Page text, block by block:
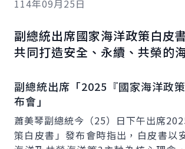
114年09月25日
副總統出席國家海洋政策白
共同打造安全、永續、共榮的
副總統出席「2025 『國家海洋政
布會」
蕭美琴副總統今（25）日下午出席
策白皮書」發布會時指出，白皮書以